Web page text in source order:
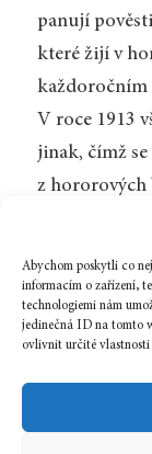
Abychom poskytli co
informacím o zařízení,
technologiemi nám
jedinečná ID na tomto
ovlivnit určité vlastnosti
panují
které žijí v
každoročním
V roce 1913
jinak, čímž
z hororových
prostor
feminismu a
a nenávistí.